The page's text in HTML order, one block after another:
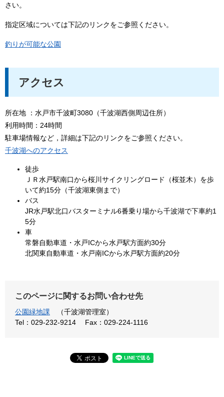
さい。
指定区域については下記のリンクをご参照ください。
釣りが可能な公園
アクセス
所在地 ：水戸市千波町3080（千波湖西側周辺住所）
利用時間：24時間
駐車場情報など，詳細は下記のリンクをご参照ください。
千波湖へのアクセス
徒歩
ＪＲ水戸駅南口から桜川サイクリングロード（桜並木）を歩
いて約15分（千波湖東側まで）
バス
JR水戸駅北口バスターミナル6番乗り場から千波湖で下車約1
5分
車
常磐自動車道・水戸ICから水戸駅方面約30分​
北関東自動車道・水戸南ICから水戸駅方面約20分
このページに関するお問い合わせ先
公園緑地課
千波湖管理室
Tel：029-232-9214
Fax：029-224-1116